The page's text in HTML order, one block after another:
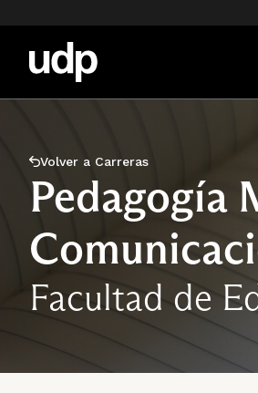
Volver a Carreras
Pedagogía
Facultad de